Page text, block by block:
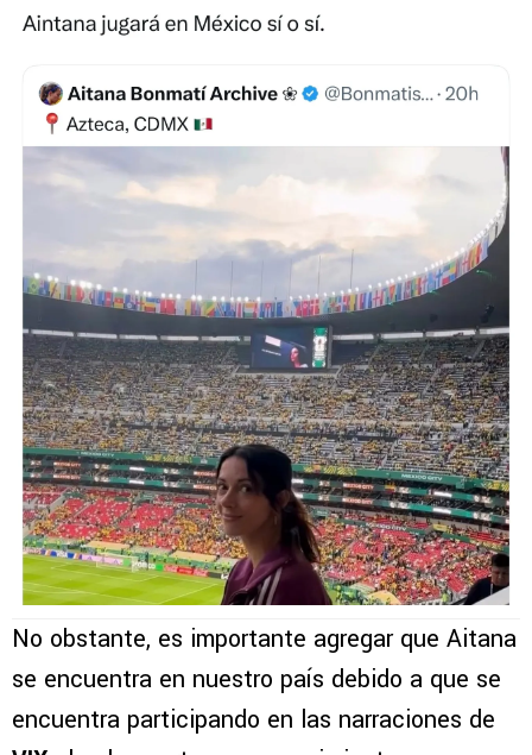
No obstante, es importante agregar que Aitana
se encuentra en nuestro país debido a que se
encuentra participando en las narraciones de